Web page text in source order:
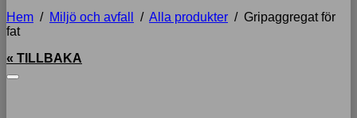
Hem / Miljö och avfall / Alla produkter / Gripaggregat för
fat
« TILLBAKA